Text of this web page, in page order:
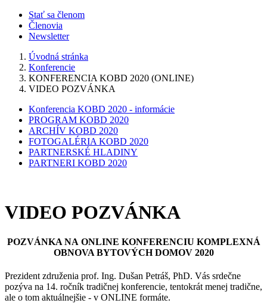
Stať sa členom
Členovia
Newsletter
Úvodná stránka
Konferencie
KONFERENCIA KOBD 2020 (ONLINE)
VIDEO POZVÁNKA
Konferencia KOBD 2020 - informácie
PROGRAM KOBD 2020
ARCHÍV KOBD 2020
FOTOGALÉRIA KOBD 2020
PARTNERSKÉ HLADINY
PARTNERI KOBD 2020
VIDEO POZVÁNKA
POZVÁNKA NA ONLINE KONFERENCIU KOMPLEXNÁ
OBNOVA BYTOVÝCH DOMOV 2020
Prezident združenia prof. Ing. Dušan Petráš, PhD. Vás srdečne
pozýva na 14. ročník tradičnej konferencie, tentokrát menej tradične,
ale o tom aktuálnejšie - v ONLINE formáte.